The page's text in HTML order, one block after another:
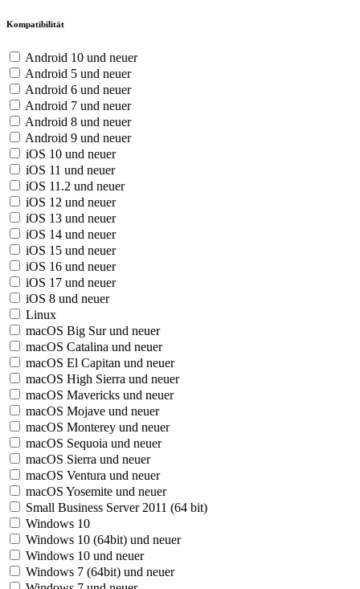
Kompatibilität
Android 10 und neuer
Android 5 und neuer
Android 6 und neuer
Android 7 und neuer
Android 8 und neuer
Android 9 und neuer
iOS 10 und neuer
iOS 11 und neuer
iOS 11.2 und neuer
iOS 12 und neuer
iOS 13 und neuer
iOS 14 und neuer
iOS 15 und neuer
iOS 16 und neuer
iOS 17 und neuer
iOS 8 und neuer
Linux
macOS Big Sur und neuer
macOS Catalina und neuer
macOS El Capitan und neuer
macOS High Sierra und neuer
macOS Mavericks und neuer
macOS Mojave und neuer
macOS Monterey und neuer
macOS Sequoia und neuer
macOS Sierra und neuer
macOS Ventura und neuer
macOS Yosemite und neuer
Small Business Server 2011 (64 bit)
Windows 10
Windows 10 (64bit) und neuer
Windows 10 und neuer
Windows 7 (64bit) und neuer